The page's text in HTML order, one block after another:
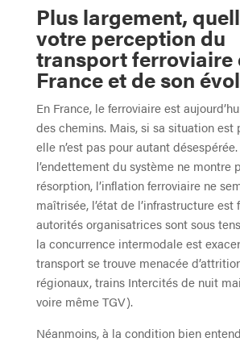
Plus largement,
votre perception du
transport ferroviaire
France et de son
En France, le ferroviaire est
des chemins. Mais, si sa situation est
elle n’est pas pour autant
l’endettement du système ne montre
résorption, l’inflation ferroviaire ne
maîtrisée, l’état de l’infrastructure est
autorités organisatrices sont sous
la concurrence intermodale est
transport se trouve menacée
régionaux, trains Intercités de nuit
voire même TGV).
Néanmoins, à la condition bien